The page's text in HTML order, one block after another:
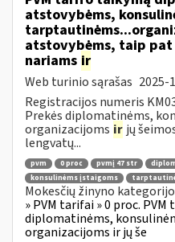
atstovybėms,
atstovybėms, taip
nariams ir
Web turinio sąrašas 2025-
Registracijos numeris
Prekės diplomatinėms,
organizacijoms ir jų
lengvatų...
pvm 0 proc pvmį 47 str
konsulinėms įstaigoms
Mokesčių žinyno
» PVM tarifai » 0 proc.
diplomatinėms,
organizacijoms ir jų še